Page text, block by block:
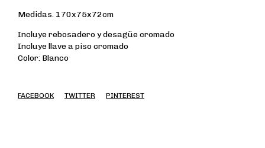
Medidas. 170x75x72cm
Incluye rebosadero y desagüe cromado
Incluye llave a piso cromado
Color: Blanco
FACEBOOK TWITTER PINTEREST